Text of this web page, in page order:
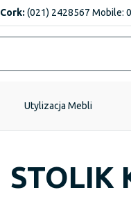
Cork: (021) 2428567 Mobile:
Utylizacja Mebli
STOLIK